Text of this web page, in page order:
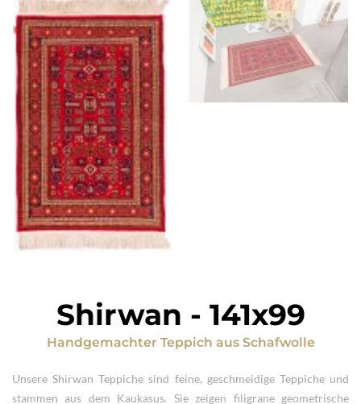
Shirwan - 141x99
Handgemachter Teppich aus Schafwolle
Unsere Shirwan Teppiche sind feine, geschmeidige Teppiche und
stammen aus dem Kaukasus. Sie zeigen filigrane geometrische